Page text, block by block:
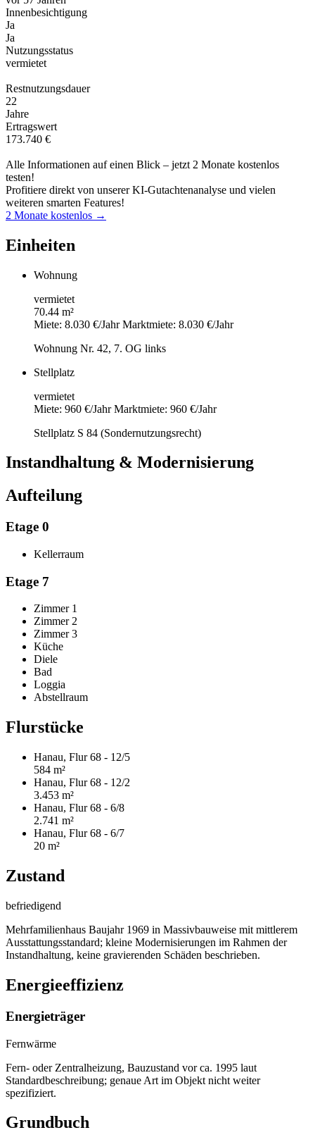
Innenbesichtigung
Ja
Ja
Nutzungsstatus
vermietet
Restnutzungsdauer
22
Jahre
Ertragswert
173.740 €
Alle Informationen auf einen Blick – jetzt 2 Monate kostenlos
testen!
Profitiere direkt von unserer KI-Gutachtenanalyse und vielen
weiteren smarten Features!
2 Monate kostenlos →
Einheiten
Wohnung
vermietet
70.44 m²
Miete: 8.030 €/JahrMarktmiete: 8.030 €/Jahr
Wohnung Nr. 42, 7. OG links
Stellplatz
vermietet
Miete: 960 €/JahrMarktmiete: 960 €/Jahr
Stellplatz S 84 (Sondernutzungsrecht)
Instandhaltung & Modernisierung
Aufteilung
Etage 0
Kellerraum
Etage 7
Zimmer 1
Zimmer 2
Zimmer 3
Küche
Diele
Bad
Loggia
Abstellraum
Flurstücke
Hanau, Flur 68 - 12/5
584 m²
Hanau, Flur 68 - 12/2
3.453 m²
Hanau, Flur 68 - 6/8
2.741 m²
Hanau, Flur 68 - 6/7
20 m²
Zustand
befriedigend
Mehrfamilienhaus Baujahr 1969 in Massivbauweise mit mittlerem
Ausstattungsstandard; kleine Modernisierungen im Rahmen der
Instandhaltung, keine gravierenden Schäden beschrieben.
Energieeffizienz
Energieträger
Fernwärme
Fern- oder Zentralheizung, Bauzustand vor ca. 1995 laut
Standardbeschreibung; genaue Art im Objekt nicht weiter
spezifiziert.
Grundbuch